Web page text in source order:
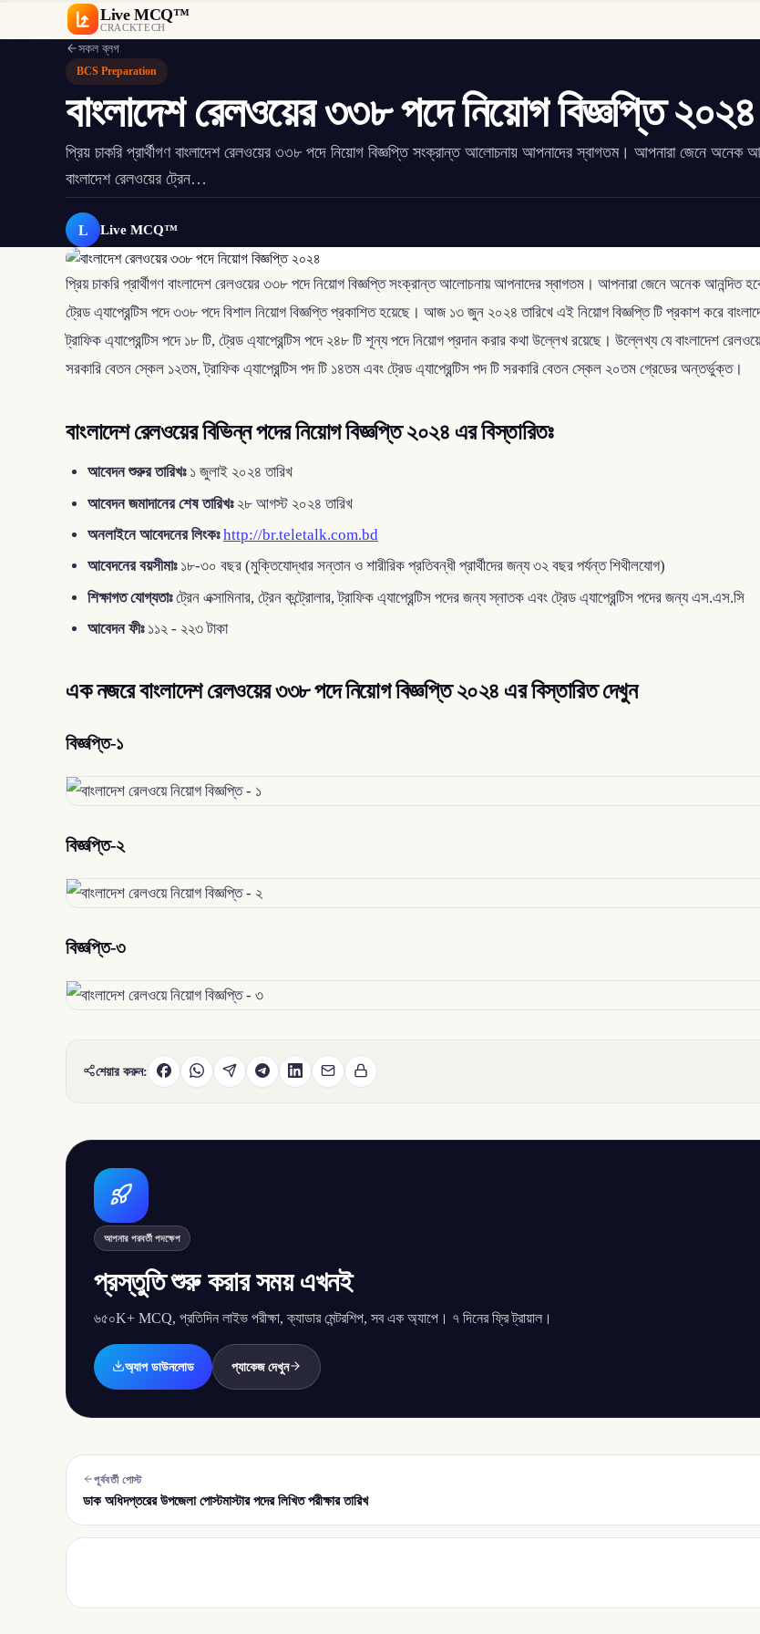
Live MCQ™
CRACKTECH
সকল ব্লগ
BCS Preparation
বাংলাদেশ রেলওয়ের ৩৩৮ পদে নিয়োগ বিজ্ঞপ্তি ২০২৪
প্রিয় চাকরি প্রার্থীগণ বাংলাদেশ রেলওয়ের ৩৩৮ পদে নিয়োগ বিজ্ঞপ্তি সংক্রান্ত আলোচনায় আপনাদের স্বাগতম। আপনারা জেনে অনেক
বাংলাদেশ রেলওয়ের ট্রেন…
L Live MCQ™
প্রিয় চাকরি প্রার্থীগণ বাংলাদেশ রেলওয়ের ৩৩৮ পদে নিয়োগ বিজ্ঞপ্তি সংক্রান্ত আলোচনায় আপনাদের স্বাগতম। আপনারা জেনে অনেক আনন্দিত
ট্রেড এ্যাপ্রেন্টিস পদে ৩৩৮ পদে বিশাল নিয়োগ বিজ্ঞপ্তি প্রকাশিত হয়েছে। আজ ১৩ জুন ২০২৪ তারিখে এই নিয়োগ বিজ্ঞপ্তি টি প্রকাশ করে
ট্রাফিক এ্যাপ্রেন্টিস পদে ১৮ টি, ট্রেড এ্যাপ্রেন্টিস পদে ২৪৮ টি শূন্য পদে নিয়োগ প্রদান করার কথা উল্লেখ রয়েছে। উল্লেখ্য যে বাংলাদেশ
সরকারি বেতন স্কেল ১২তম, ট্রাফিক এ্যাপ্রেন্টিস পদ টি ১৪তম এবং ট্রেড এ্যাপ্রেন্টিস পদ টি সরকারি বেতন স্কেল ২০তম গ্রেডের অন্তর্ভুক্ত।
বাংলাদেশ রেলওয়ের বিভিন্ন পদের নিয়োগ বিজ্ঞপ্তি ২০২৪ এর বিস্তারিতঃ
আবেদন শুরুর তারিখঃ১ জুলাই ২০২৪ তারিখ
আবেদন জমাদানের শেষ তারিখঃ২৮ আগস্ট ২০২৪ তারিখ
অনলাইনে আবেদনের লিংকঃ http://br.teletalk.com.bd
আবেদনের বয়সীমাঃ১৮-৩০ বছর (মুক্তিযোদ্ধার সন্তান ও শারীরিক প্রতিবন্ধী প্রার্থীদের জন্য ৩২ বছর পর্যন্ত শিথীলযোগ)
শিক্ষাগত যোগ্যতাঃট্রেন এক্সামিনার, ট্রেন কন্ট্রোলার, ট্রাফিক এ্যাপ্রেন্টিস পদের জন্য স্নাতক এবং ট্রেড এ্যাপ্রেন্টিস পদের জন্য এস.এস.সি
আবেদন ফীঃ১১২ - ২২৩ টাকা
এক নজরে বাংলাদেশ রেলওয়ের ৩৩৮ পদে নিয়োগ বিজ্ঞপ্তি ২০২৪ এর বিস্তারিত দেখুন
বিজ্ঞপ্তি-১
বিজ্ঞপ্তি-২
বিজ্ঞপ্তি-৩
শেয়ার করুন:
আপনার পরবর্তী পদক্ষেপ
প্রস্তুতি শুরু করার সময় এখনই
৬৫০K+ MCQ, প্রতিদিন লাইভ পরীক্ষা, ক্যাডার মেন্টরশিপ, সব এক অ্যাপে। ৭ দিনের ফ্রি ট্রায়াল।
অ্যাপ ডাউনলোড প্যাকেজ দেখুন
পূর্ববর্তী পোস্ট
ডাক অধিদপ্তরের উপজেলা পোস্টমাস্টার পদের লিখিত পরীক্ষার তারিখ